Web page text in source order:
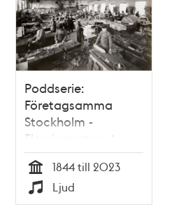
Poddserie:
Företagsamma
Stockholm -
Fleminggatan 4,
Bolinders Mekaniska
Verkstad
Tid
1844 till 2023
Typ
Ljud